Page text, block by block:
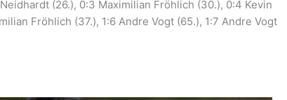
(26.), 0:3 Maximilian Fröhlich (30.), 0:4 Kevin
Fröhlich (37.), 1:6 Andre Vogt (65.), 1:7 Andre Vogt